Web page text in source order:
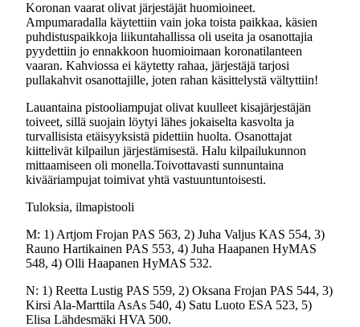
Koronan vaarat olivat järjestäjät huomioineet.
Ampumaradalla käytettiin vain joka toista paikkaa, käsien
puhdistuspaikkoja liikuntahallissa oli useita ja osanottajia
pyydettiin jo ennakkoon huomioimaan koronatilanteen
vaaran. Kahviossa ei käytetty rahaa, järjestäjä tarjosi
pullakahvit osanottajille, joten rahan käsittelystä vältyttiin!
Lauantaina pistooliampujat olivat kuulleet kisajärjestäjän
toiveet, sillä suojain löytyi lähes jokaiselta kasvolta ja
turvallisista etäisyyksistä pidettiin huolta. Osanottajat
kiittelivät kilpailun järjestämisestä. Halu kilpailukunnon
mittaamiseen oli monella.Toivottavasti sunnuntaina
kivääriampujat toimivat yhtä vastuuntuntoisesti.
Tuloksia, ilmapistooli
M: 1) Artjom Frojan PAS 563, 2) Juha Valjus KAS 554, 3)
Rauno Hartikainen PAS 553, 4) Juha Haapanen HyMAS
548, 4) Olli Haapanen HyMAS 532.
N: 1) Reetta Lustig PAS 559, 2) Oksana Frojan PAS 544, 3)
Kirsi Ala-Marttila AsAs 540, 4) Satu Luoto ESA 523, 5)
Elisa Lähdesmäki HVA 500.